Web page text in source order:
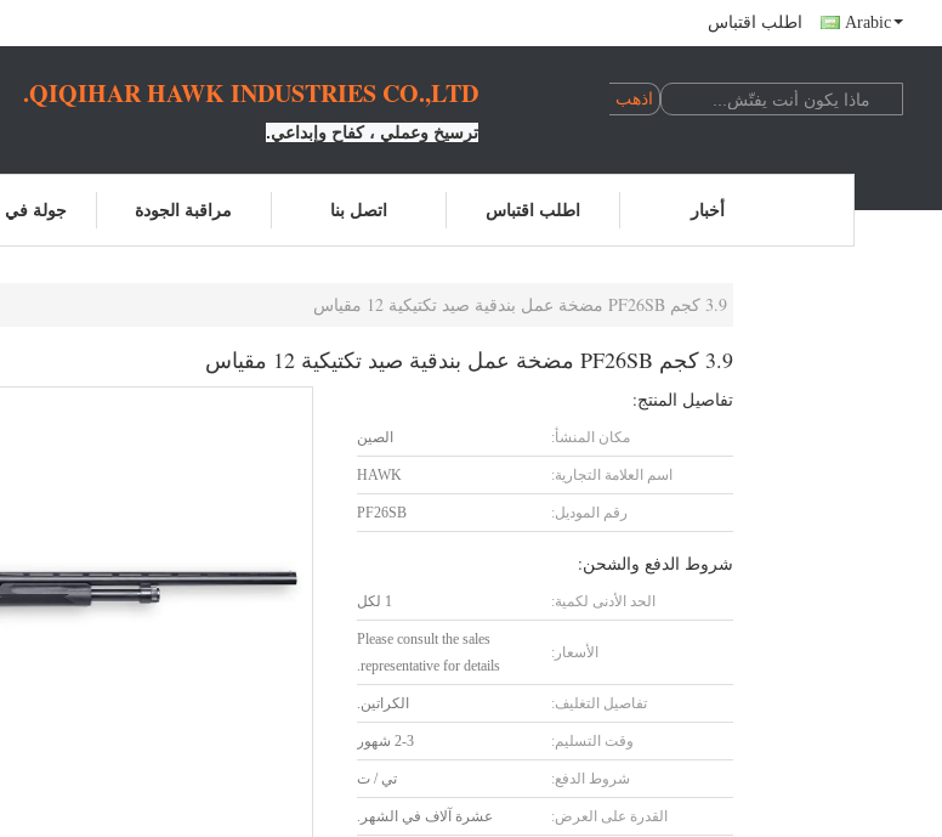
اطلب اقتباس Arabic
QIQIHAR HAWK INDUSTRIES CO.,LTD.
ترسيخ وعملي ، كفاح وإبداعي.
جولة في مراقبة الجودة اتصل بنا اطلب اقتباس أخبار
3.9 كجم PF26SB مضخة عمل بندقية صيد تكتيكية 12 مقياس
3.9 كجم PF26SB مضخة عمل بندقية صيد تكتيكية 12 مقياس
تفاصيل المنتج:
مكان المنشأ: الصين
اسم العلامة التجارية: HAWK
رقم الموديل: PF26SB
شروط الدفع والشحن:
الحد الأدنى لكمية: 1 لكل
الأسعار:
Please consult the sales
representative for details.
تفاصيل التغليف: الكراتين.
وقت التسليم: 2-3 شهور
شروط الدفع: تي / ت
القدرة على العرض: عشرة آلاف في الشهر.